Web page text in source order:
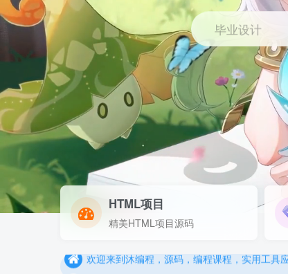
毕业设计
HTML项目
精美HTML项目源码
欢迎来到沐编程，源码，编程课程，实用工具
欢迎来到沐编程，源码，编程课程，实用工具